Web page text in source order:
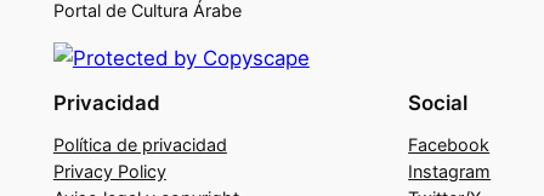
Portal de Cultura Árabe
Privacidad
Política de privacidad
Privacy Policy
Social
Facebook
Instagram